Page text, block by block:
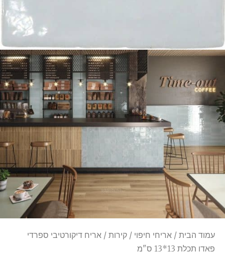
עמוד הבית / אריחי חיפוי / קירות / אריח דיקורטיבי ספרדי
פאדו תכלת 13*13 ס"מ